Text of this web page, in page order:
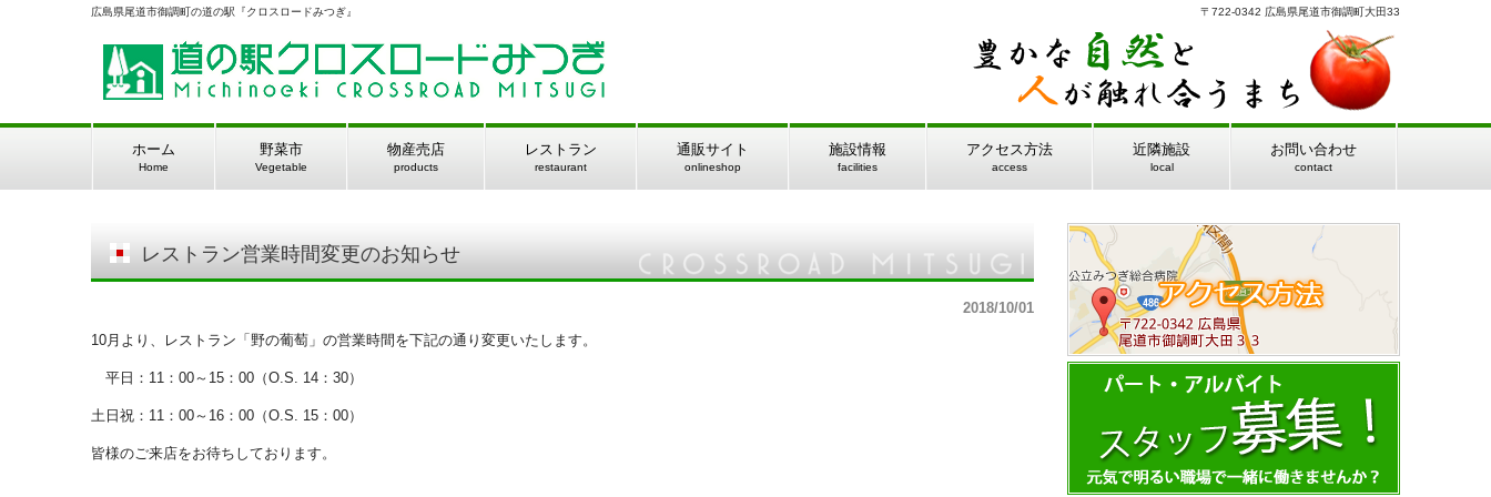
広島県尾道市御調町の道の駅『クロスロードみつぎ』 〒722-0342 広島県尾道市御調町大田33
ホーム
Home
野菜市
Vegetable
物産売店
products
レストラン
restaurant
通販サイト
onlineshop
施設情報
facilities
アクセス方法
access
近隣施設
local
お問い合わせ
contact
レストラン営業時間変更のお知らせ
2018/10/01
10月より、レストラン「野の葡萄」の営業時間を下記の通り変更いたします。
平日：11：00～15：00（O.S. 14：30）
土日祝：11：00～16：00（O.S. 15：00）
皆様のご来店をお待ちしております。